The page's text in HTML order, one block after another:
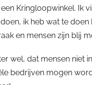
Kringloopwinkel. Ik
ik heb wat te doen
en mensen zijn blij
wel, dat mensen niet in
bedrijven mogen